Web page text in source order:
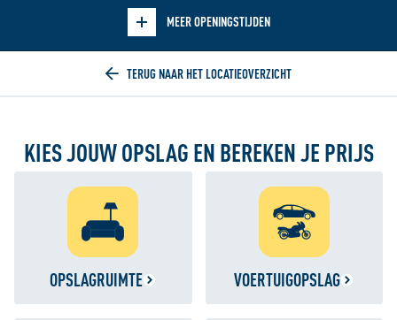
MEER OPENINGSTIJDEN
Home
KIES JOUW OPSLAG EN BEREKEN JE PRIJS
OPSLAGRUIMTE VOERTUIGOPSLAG